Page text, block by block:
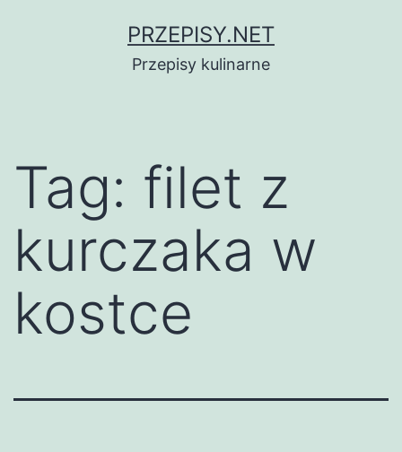
PRZEPISY.NET
Przepisy kulinarne
Tag: filet z
kurczaka w
kostce